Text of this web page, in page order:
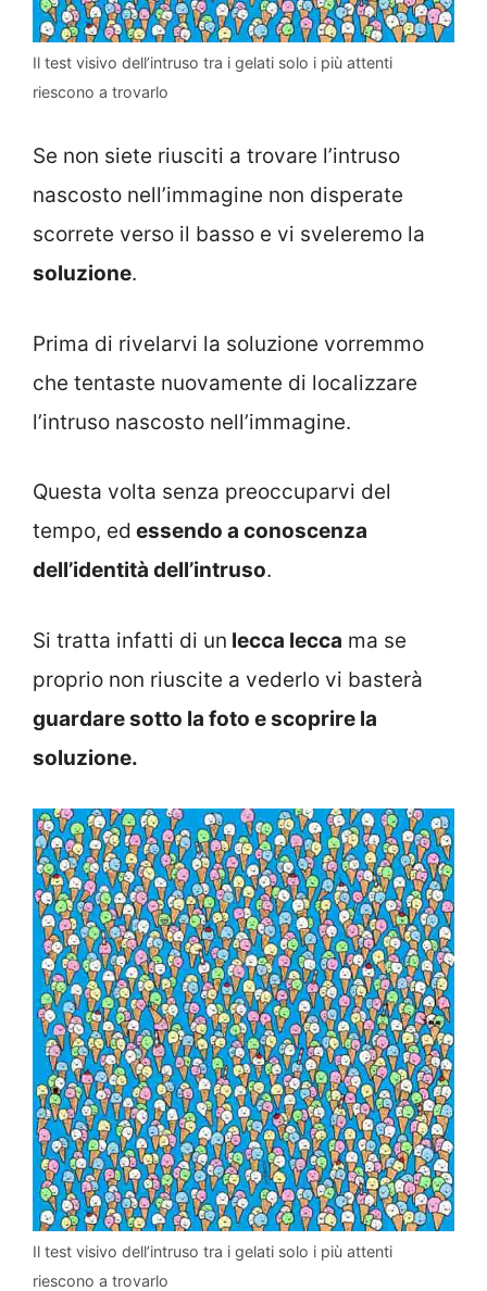
Il test visivo dell’intruso tra i gelati solo i più attenti
riescono a trovarlo
Se non siete riusciti a trovare l’intruso
nascosto nell’immagine non disperate
scorrete verso il basso e vi sveleremo la
soluzione.
Prima di rivelarvi la soluzione vorremmo
che tentaste nuovamente di localizzare
l’intruso nascosto nell’immagine.
Questa volta senza preoccuparvi del
tempo, ed essendo a conoscenza
dell’identità dell’intruso.
Si tratta infatti di un lecca lecca ma se
proprio non riuscite a vederlo vi basterà
guardare sotto la foto e scoprire la
soluzione.
Il test visivo dell’intruso tra i gelati solo i più attenti
riescono a trovarlo